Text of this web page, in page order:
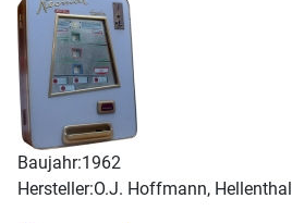
Baujahr:1962
Hersteller:O.J. Hoffmann, Hellenthal